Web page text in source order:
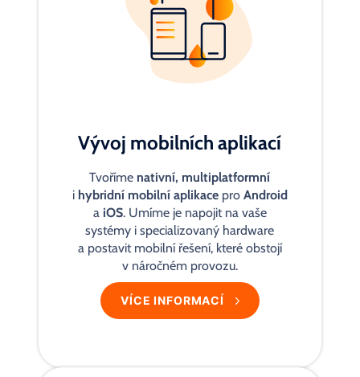
Vývoj mobilních aplikací
Tvoříme nativní, multiplatformní
i hybridní mobilní aplikacepro Android
a iOS. Umíme je napojit na vaše
systémy i specializovaný hardware
a postavit mobilní řešení, které obstojí
v náročném provozu.
VÍCE INFORMACÍ